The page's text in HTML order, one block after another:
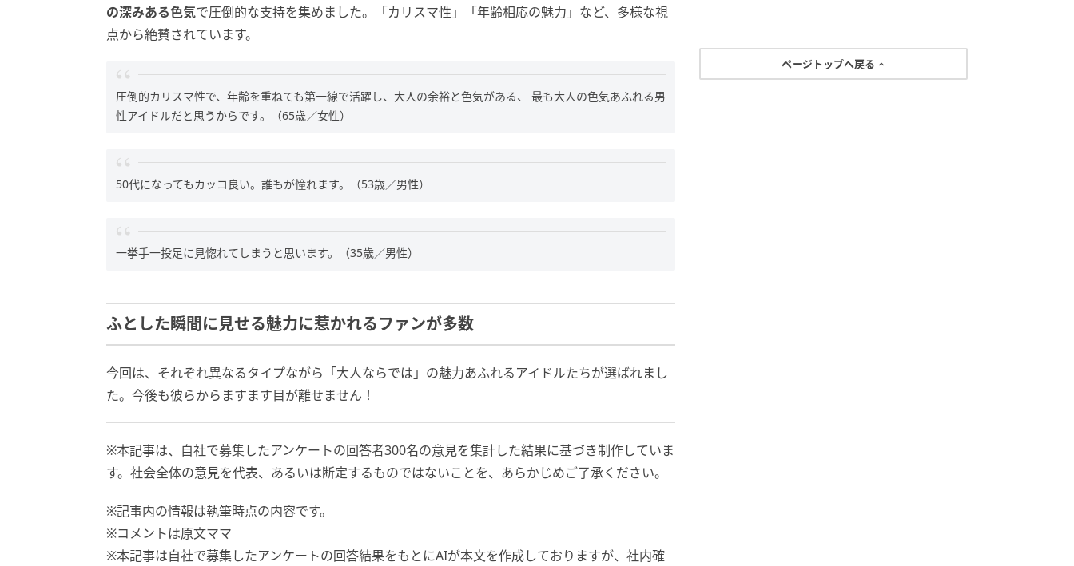
の深みある色気で圧倒的な支持を集めました。「カリスマ性」「年齢相応の魅力」など、多様な視
点から絶賛されています。
圧倒的カリスマ性で、年齢を重ねても第一線で活躍し、大人の余裕と色気がある、 最も大人の色気あふれる男
性アイドルだと思うからです。（65歳／女性）
50代になってもカッコ良い。誰もが憧れます。（53歳／男性）
一挙手一投足に見惚れてしまうと思います。（35歳／男性）
ふとした瞬間に見せる魅力に惹かれるファンが多数
今回は、それぞれ異なるタイプながら「大人ならでは」の魅力あふれるアイドルたちが選ばれまし
た。今後も彼らからますます目が離せません！
※本記事は、自社で募集したアンケートの回答者300名の意見を集計した結果に基づき制作していま
す。社会全体の意見を代表、あるいは断定するものではないことを、あらかじめご了承ください。
※記事内の情報は執筆時点の内容です。
※コメントは原文ママ
※本記事は自社で募集したアンケートの回答結果をもとにAIが本文を作成しておりますが、社内確
ページトップへ戻る